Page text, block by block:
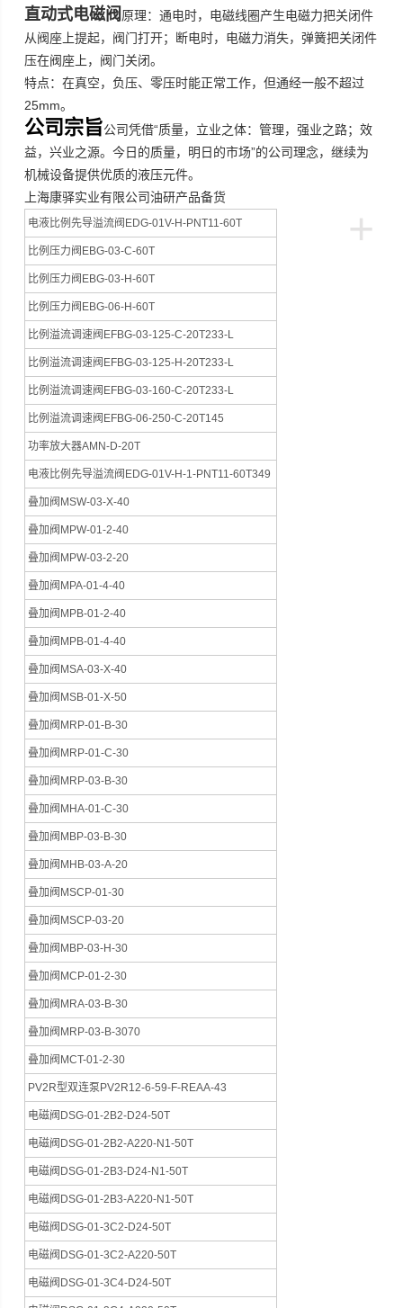
直动式电磁阀 原理：通电时，电磁线圈产生电磁力把关闭件
从阀座上提起，阀门打开；断电时，电磁力消失，弹簧把关闭件
压在阀座上，阀门关闭。
特点：在真空，负压、零压时能正常工作，但通经一般不超过
25mm。
公司宗旨公司凭借“质量，立业之体：管理，强业之路；效
益，兴业之源。今日的质量，明日的市场”的公司理念，继续为
机械设备提供优质的液压元件。
上海康驿实业有限公司油研产品备货
+
电液比例先导溢流阀EDG-01V-H-PNT11-60T
比例压力阀EBG-03-C-60T
比例压力阀EBG-03-H-60T
比例压力阀EBG-06-H-60T
比例溢流调速阀EFBG-03-125-C-20T233-L
比例溢流调速阀EFBG-03-125-H-20T233-L
比例溢流调速阀EFBG-03-160-C-20T233-L
比例溢流调速阀EFBG-06-250-C-20T145
功率放大器AMN-D-20T
电液比例先导溢流阀EDG-01V-H-1-PNT11-60T349
叠加阀MSW-03-X-40
叠加阀MPW-01-2-40
叠加阀MPW-03-2-20
叠加阀MPA-01-4-40
叠加阀MPB-01-2-40
叠加阀MPB-01-4-40
叠加阀MSA-03-X-40
叠加阀MSB-01-X-50
叠加阀MRP-01-B-30
叠加阀MRP-01-C-30
叠加阀MRP-03-B-30
叠加阀MHA-01-C-30
叠加阀MBP-03-B-30
叠加阀MHB-03-A-20
叠加阀MSCP-01-30
叠加阀MSCP-03-20
叠加阀MBP-03-H-30
叠加阀MCP-01-2-30
叠加阀MRA-03-B-30
叠加阀MRP-03-B-3070
叠加阀MCT-01-2-30
PV2R型双连泵PV2R12-6-59-F-REAA-43
电磁阀DSG-01-2B2-D24-50T
电磁阀DSG-01-2B2-A220-N1-50T
电磁阀DSG-01-2B3-D24-N1-50T
电磁阀DSG-01-2B3-A220-N1-50T
电磁阀DSG-01-3C2-D24-50T
电磁阀DSG-01-3C2-A220-50T
电磁阀DSG-01-3C4-D24-50T